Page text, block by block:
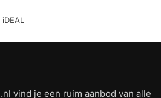
vind je een ruim aanbod van alle